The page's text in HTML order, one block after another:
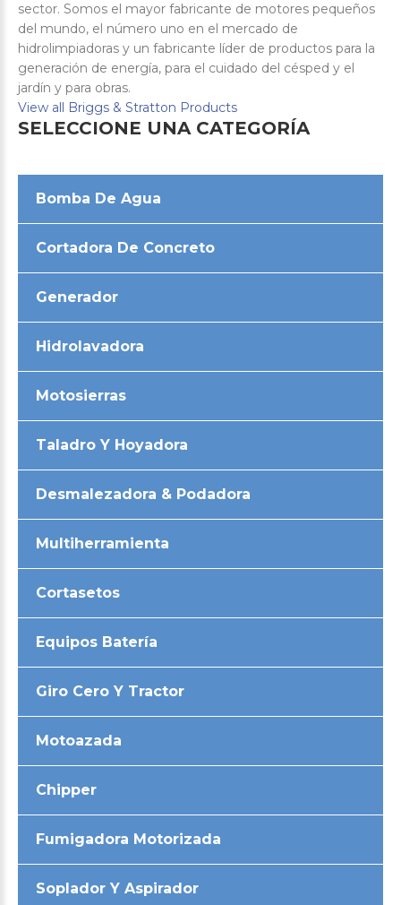
sector. Somos el mayor fabricante de motores pequeños
del mundo, el número uno en el mercado de
hidrolimpiadoras y un fabricante líder de productos para la
generación de energía, para el cuidado del césped y el
jardín y para obras.
View all Briggs & Stratton Products
SELECCIONE UNA CATEGORÍA
Bomba De Agua
Cortadora De Concreto
Generador
Hidrolavadora
Motosierras
Taladro Y Hoyadora
Desmalezadora & Podadora
Multiherramienta
Cortasetos
Equipos Batería
Giro Cero Y Tractor
Motoazada
Chipper
Fumigadora Motorizada
Soplador Y Aspirador